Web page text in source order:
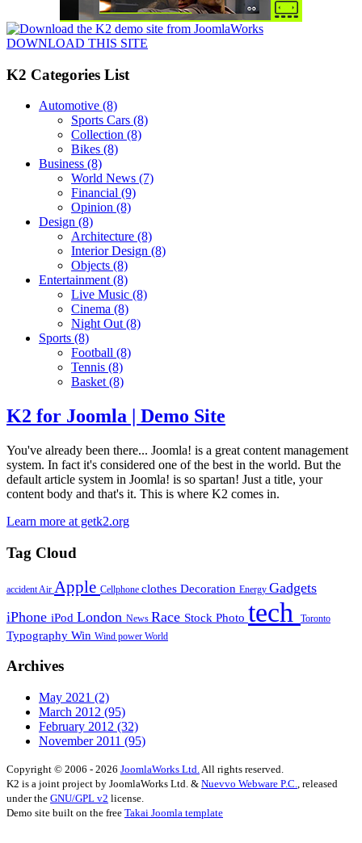
DOWNLOAD THIS SITE
K2 Categories List
Automotive (8)
Sports Cars (8)
Collection (8)
Bikes (8)
Business (8)
World News (7)
Financial (9)
Opinion (8)
Design (8)
Architecture (8)
Interior Design (8)
Objects (8)
Entertainment (8)
Live Music (8)
Cinema (8)
Night Out (8)
Sports (8)
Football (8)
Tennis (8)
Basket (8)
K2 for Joomla | Demo Site
You've already been there... Joomla! is a great content management
system. In fact it's considered one of the best in the world. But the
default article system in Joomla! is so spartan! Just a title, your
content body and that's it. This is where K2 comes in.
Learn more at getk2.org
Tag Cloud
accident Air Apple Cellphone clothes Decoration Energy Gadgets
iPhone iPod London News Race Stock Photo tech Toronto
Typography Win Wind power World
Archives
May 2021 (2)
March 2012 (95)
February 2012 (32)
November 2011 (95)
Copyright © 2006 - 2026 JoomlaWorks Ltd.All rights reserved.
K2 is a joint project by JoomlaWorks Ltd. & Nuevvo Webware P.C., released
under the GNU/GPL v2 license.
Demo site built on the free Takai Joomla template